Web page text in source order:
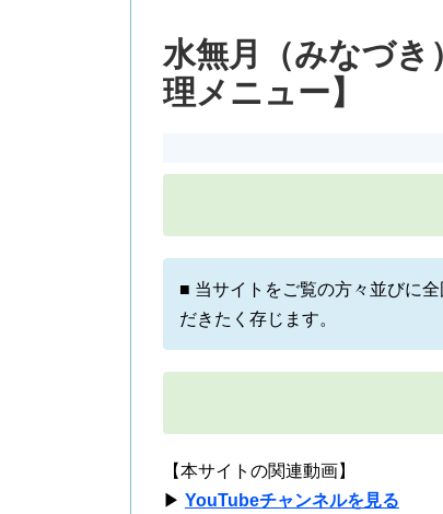
水無月（みなづき
理メニュー】
■ 当サイトをご覧の方々並びに
だきたく存じます。
【本サイトの関連動画】
▶ YouTubeチャンネルを見る